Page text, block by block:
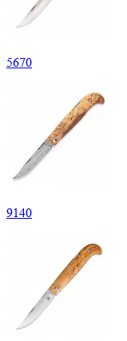
5670
9140